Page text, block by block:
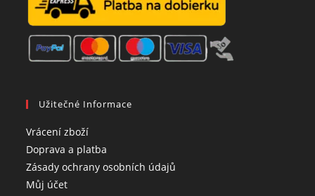
Užitečné Informace
Vrácení zbožíOpens
in
a
Doprava a platba
in
Zásady ochrany osobních údajů
Můj účetOpens